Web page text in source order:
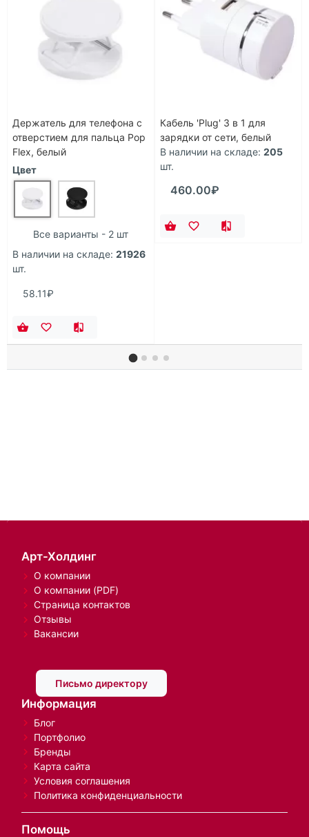
Держатель для телефона с
отверстием для пальца Pop
Flex, белый
Цвет
Все варианты - 2 шт
В наличии на складе: 21926
шт.
58.11₽
Кабель 'Plug' 3 в 1 для
зарядки от сети, белый
В наличии на складе: 205
шт.
460.00₽
Арт-Холдинг
О компании
О компании (PDF)
Страница контактов
Отзывы
Вакансии
Письмо директору
Информация
Блог
Портфолио
Бренды
Карта сайта
Условия соглашения
Политика конфиденциальности
Помощь